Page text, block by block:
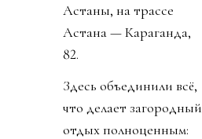
Астаны, на трассе
Астана — Караганда,
82.
Здесь объединили всё,
что делает загородный
отдых полноценным: